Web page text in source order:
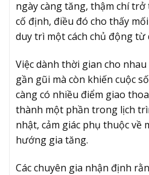
ngày càng tăng, thậm chí
cố định, điều đó cho thấy
duy trì một cách chủ động từ
Việc dành thời gian cho
gần gũi mà còn khiến cuộc
càng có nhiều điểm giao
thành một phần trong lịch
nhật, cảm giác phụ thuộc về
hướng gia tăng.
Các chuyên gia nhận định